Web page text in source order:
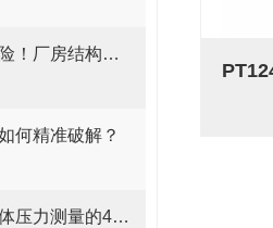
攻克地震山区地质风险！厂房结构在线安全监测解决方案应用。
何精准破解？
橡塑厂必看！高温熔体压力测量的4大致命痛点，90%工厂都在踩坑